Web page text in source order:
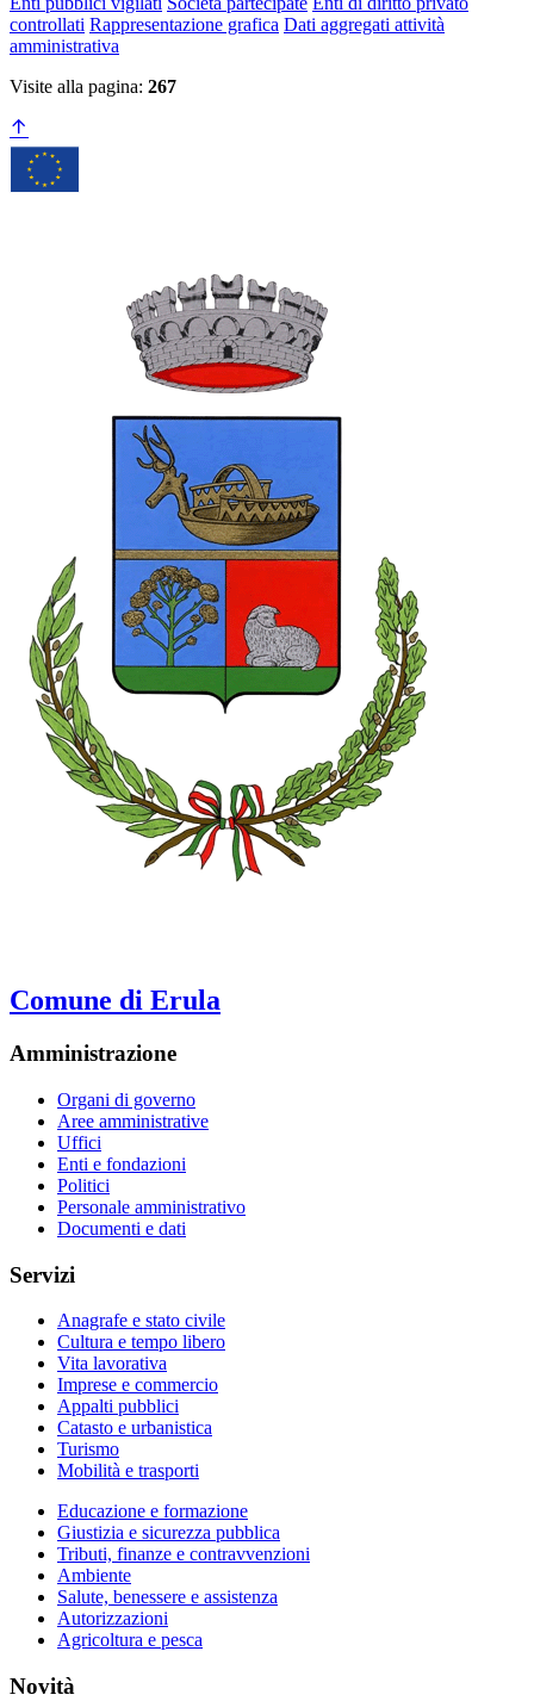
controllati Rappresentazione grafica Dati aggregati attività
amministrativa
Visite alla pagina: 267
Comune di Erula
Amministrazione
Organi di governo
Aree amministrative
Uffici
Enti e fondazioni
Politici
Personale amministrativo
Documenti e dati
Servizi
Anagrafe e stato civile
Cultura e tempo libero
Vita lavorativa
Imprese e commercio
Appalti pubblici
Catasto e urbanistica
Turismo
Mobilità e trasporti
Educazione e formazione
Giustizia e sicurezza pubblica
Tributi, finanze e contravvenzioni
Ambiente
Salute, benessere e assistenza
Autorizzazioni
Agricoltura e pesca
Novità